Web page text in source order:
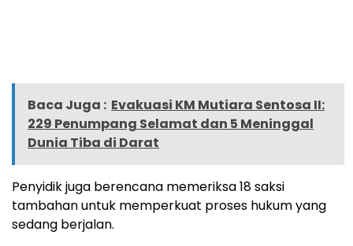
Baca Juga : Evakuasi KM Mutiara Sentosa II:
229 Penumpang Selamat dan 5 Meninggal
Dunia Tiba di Darat
Penyidik juga berencana memeriksa 18 saksi
tambahan untuk memperkuat proses hukum yang
sedang berjalan.